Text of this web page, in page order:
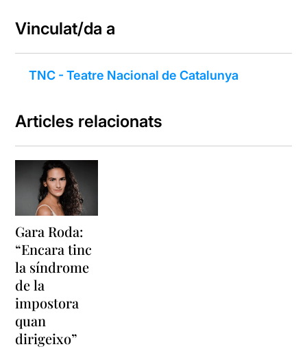
Vinculat/da a
TNC - Teatre Nacional de Catalunya
Articles relacionats
Gara Roda:
“Encara tinc
la síndrome
de la
impostora
quan
dirigeixo”